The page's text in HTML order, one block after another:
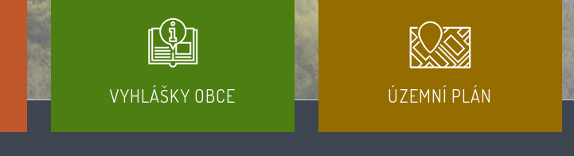
VYHLÁŠKY OBCE ÚZEMNÍ PLÁN